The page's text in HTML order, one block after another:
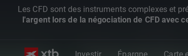
Les CFD sont des instruments complexes et
l'argent lors de la négociation de CFD avec
Investir Épargne Carte